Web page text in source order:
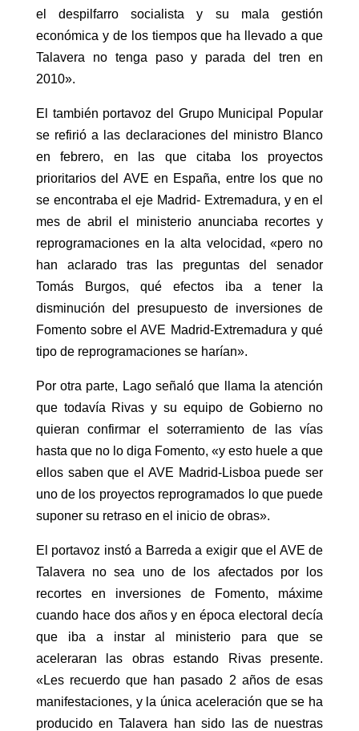
el despilfarro socialista y su mala gestión
económica y de los tiempos que ha llevado a que
Talavera no tenga paso y parada del tren en
2010».
El también portavoz del Grupo Municipal Popular
se refirió a las declaraciones del ministro Blanco
en febrero, en las que citaba los proyectos
prioritarios del AVE en España, entre los que no
se encontraba el eje Madrid- Extremadura, y en el
mes de abril el ministerio anunciaba recortes y
reprogramaciones en la alta velocidad, «pero no
han aclarado tras las preguntas del senador
Tomás Burgos, qué efectos iba a tener la
disminución del presupuesto de inversiones de
Fomento sobre el AVE Madrid-Extremadura y qué
tipo de reprogramaciones se harían».
Por otra parte, Lago señaló que llama la atención
que todavía Rivas y su equipo de Gobierno no
quieran confirmar el soterramiento de las vías
hasta que no lo diga Fomento, «y esto huele a que
ellos saben que el AVE Madrid-Lisboa puede ser
uno de los proyectos reprogramados lo que puede
suponer su retraso en el inicio de obras».
El portavoz instó a Barreda a exigir que el AVE de
Talavera no sea uno de los afectados por los
recortes en inversiones de Fomento, máxime
cuando hace dos años y en época electoral decía
que iba a instar al ministerio para que se
aceleraran las obras estando Rivas presente.
«Les recuerdo que han pasado 2 años de esas
manifestaciones, y la única aceleración que se ha
producido en Talavera han sido las de nuestras